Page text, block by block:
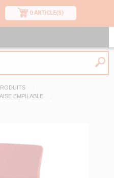
0 ARTICLE(S)
EMPILABLE